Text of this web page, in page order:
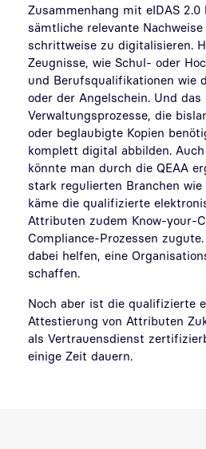
Zusammenhang mit eIDAS 2.0
sämtliche relevante
schrittweise zu digitalisieren.
Zeugnisse, wie Schul- oder
und Berufsqualifikationen wie
oder der Angelschein. Und
Verwaltungsprozesse, die
oder beglaubigte Kopien
komplett digital abbilden.
könnte man durch die QEAA
stark regulierten Branchen
käme die qualifizierte
Attributen zudem Know-your-
Compliance-Prozessen
dabei helfen, eine
schaffen.
Noch aber ist die qualifizierte
Attestierung von Attributen
als Vertrauensdienst
einige Zeit dauern.